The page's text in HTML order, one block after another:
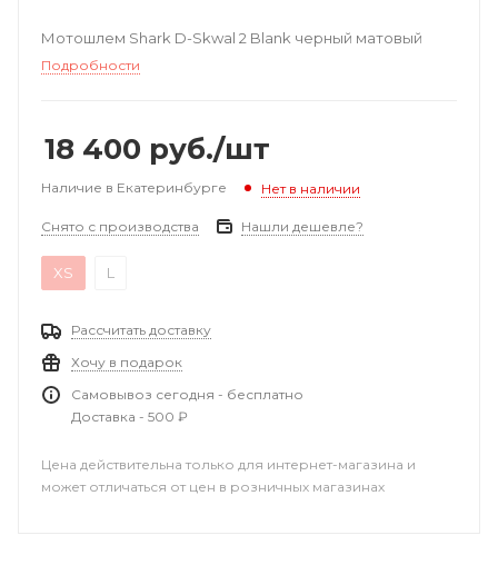
Мотошлем Shark D-Skwal 2 Blank черный матовый
Подробности
18 400 руб./шт
Наличие в Екатеринбурге Нет в наличии
Снято с производства Нашли дешевле?
XS L
Рассчитать доставку
Хочу в подарок
Самовывоз сегодня - бесплатно
Доставка - 500 ₽
Цена действительна только для интернет-магазина и
может отличаться от цен в розничных магазинах